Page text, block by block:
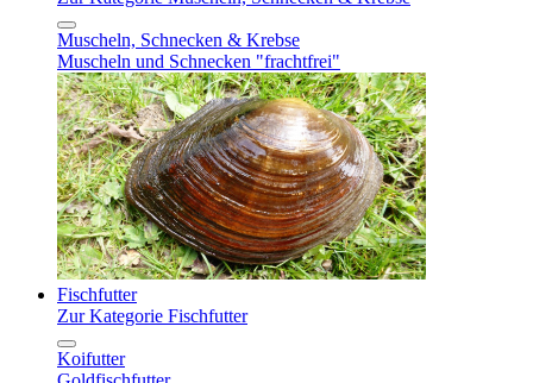
Muscheln, Schnecken & Krebse
Muscheln und Schnecken "frachtfrei"
Fischfutter
Zur Kategorie Fischfutter
Koifutter